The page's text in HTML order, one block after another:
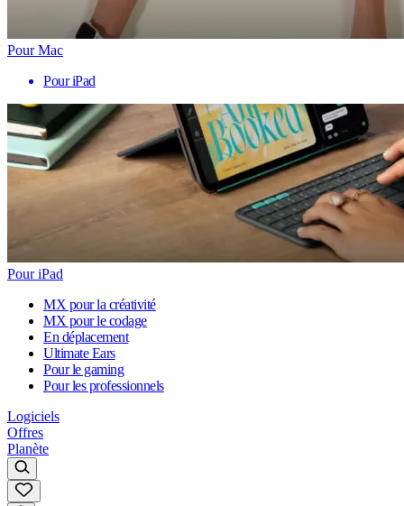
Pour Mac
Pour iPad
Pour iPad
MX pour la créativité
MX pour le codage
En déplacement
Ultimate Ears
Pour le gaming
Pour les professionnels
Logiciels
Offres
Planète